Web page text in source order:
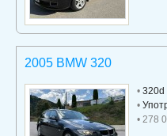
2005 BMW 320
• 320d
•
• 278